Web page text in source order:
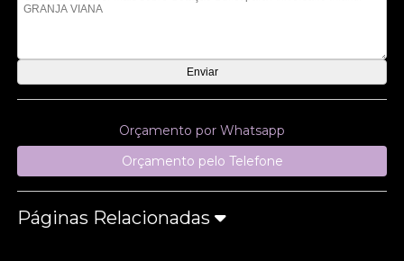
Orçamento por Whatsapp
Orçamento pelo Telefone
Páginas Relacionadas